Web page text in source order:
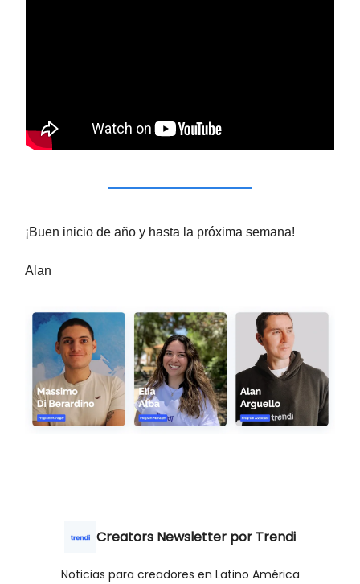
¡Buen inicio de año y hasta la próxima semana!
Alan
Creators Newsletter por Trendi
Noticias para creadores en Latino América